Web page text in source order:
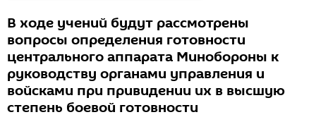
В ходе учений будут рассмотрены
вопросы определения готовности
центрального аппарата Минобороны к
руководству органами управления и
войсками при привидении их в высшую
степень боевой готовности